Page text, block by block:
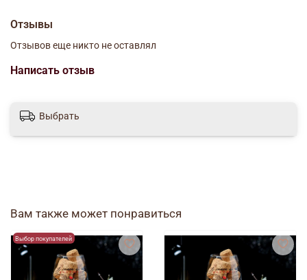
службы.
Рекомендовано ручное мытье с помощью мягкой губки с
жидким чистящим средством.
Размеры: 6,8х6,8х11 см.
Отзывы
Отзывов еще никто не оставлял
Написать отзыв
Выбрать
Вам также может понравиться
Выбор покупателей